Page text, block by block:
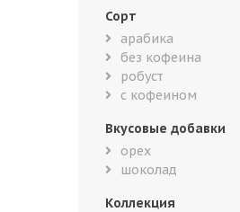
Сорт
арабика
без кофеина
робуст
с кофеином
Вкусовые добавки
орех
шоколад
Коллекция